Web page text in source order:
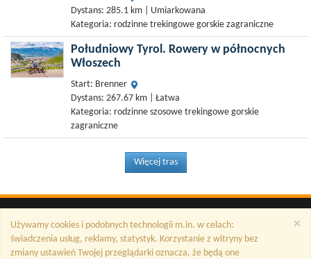
Dystans: 285.1 km | Umiarkowana
Kategoria: rodzinne trekingowe gorskie zagraniczne
Południowy Tyrol. Rowery w północnych
Włoszech
Start: Brenner
Dystans: 267.67 km | Łatwa
Kategoria: rodzinne szosowe trekingowe gorskie
zagraniczne
Więcej tras
×
Używamy cookies i podobnych technologii m.in. w celach:
świadczenia usług, reklamy, statystyk. Korzystanie z witryny bez
zmiany ustawień Twojej przeglądarki oznacza, że będą one